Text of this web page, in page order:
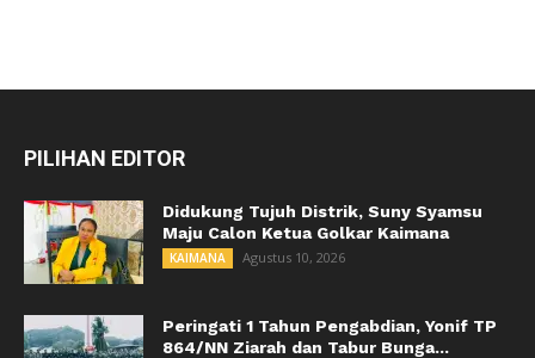
PILIHAN EDITOR
Didukung Tujuh Distrik, Suny Syamsu
Maju Calon Ketua Golkar Kaimana
KAIMANA Agustus 10, 2026
Peringati 1 Tahun Pengabdian, Yonif TP
864/NN Ziarah dan Tabur Bunga...